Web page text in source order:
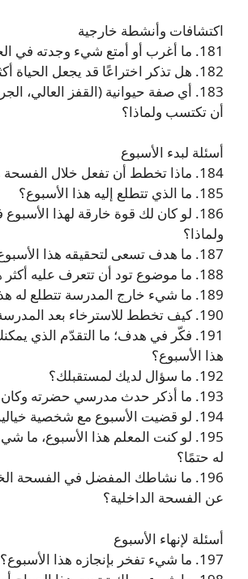
اكتشافات وأنشطة خارجية
181. ما أغرب أو أمتع شيء وجدته في الخارج؟
182. هل تذكر اختراعًا قد يجعل الحياة أكثر متعة؟ ما هو؟
183. أي صفة حيوانية (القفز العالي،
أن تكتسب ولماذا؟
أسئلة لبدء الأسبوع
184. ماذا تخطط أن تفعل خلال الفسحة هذا الأسبوع؟
185. ما الذي تتطلع إليه هذا الأسبوع؟
186. لو كان لك قوة خارقة لهذا الأسبوع
ولماذا؟
187. ما هدف تسعى لتحقيقه هذا الأسبوع؟
188. ما موضوع تود أن تتعرف عليه أكثر هذا الأسبوع؟
189. ما شيء خارج المدرسة تتطلع له هذا الأسبوع؟
190. كيف تخطط للاسترخاء بعد المدرسة هذا الأسبوع؟
191. فكّر في هدف؛ ما التقدّم الذي
هذا الأسبوع؟
192. ما سؤال لديك لمستقبلك؟
193. ما أذكر حدث مدرسي حضرته وكان لا يُنسى؟
194. لو قضيت الأسبوع مع شخصية خيالية، من تختار؟
195. لو كنت المعلم هذا الأسبوع،
له حتمًا؟
196. ما نشاطك المفضل في الفسحة
عن الفسحة الداخلية؟
أسئلة لإنهاء الأسبوع
197. ما شيء تفخر بإنجازه هذا الأسبوع؟